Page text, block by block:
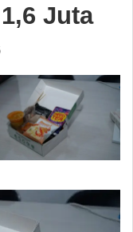
t
Juta